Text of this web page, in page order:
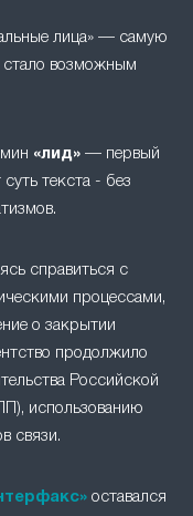
лица» — самую
возможным
«лид» — первый
текста - без
справиться с
процессами,
о закрытии
продолжило
Российской
использованию
связи.
оставался